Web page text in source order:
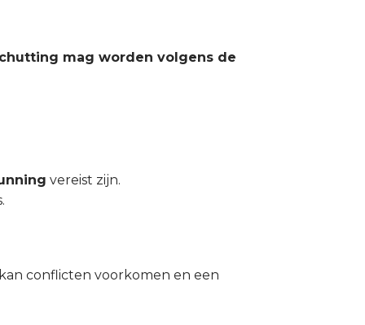
mag worden volgens de
vereist zijn.
conflicten voorkomen en een